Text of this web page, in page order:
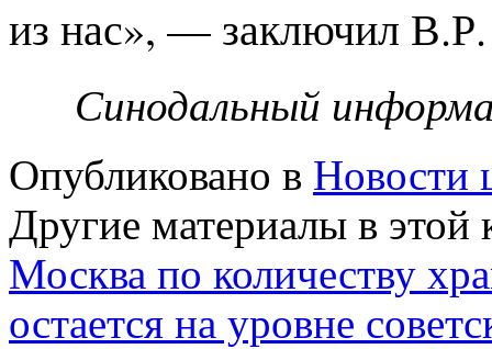
из нас», — заключил
Синодальный
Опубликовано в Новости
Другие материалы в этой
Москва по количеству
остается на уровне